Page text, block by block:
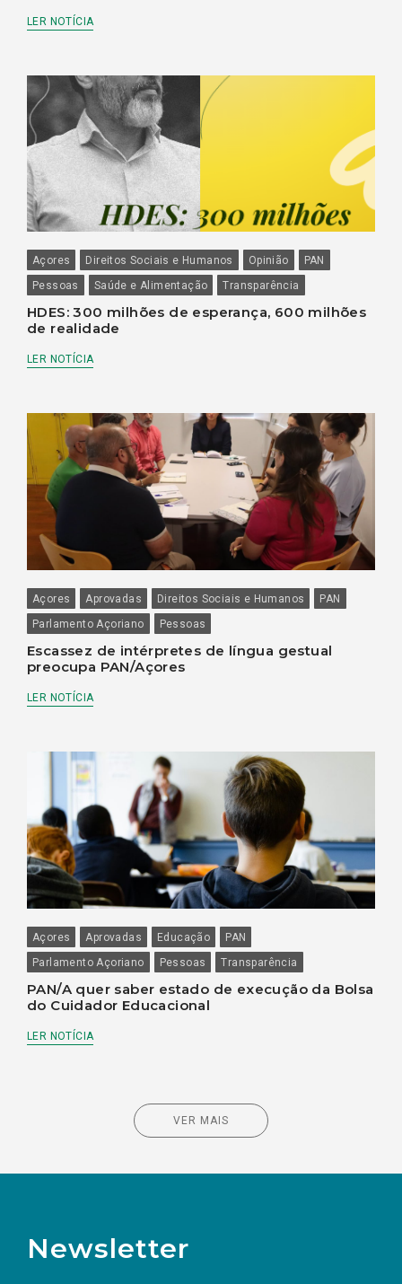
LER NOTÍCIA
Açores Direitos Sociais e Humanos Opinião
PAN
Pessoas
Saúde e Alimentação Transparência
HDES: 300 milhões de esperança, 600 milhões
de realidade
LER NOTÍCIA
Açores Aprovadas Direitos Sociais e Humanos
PAN
Parlamento Açoriano
Pessoas
Escassez de intérpretes de língua gestual
preocupa PAN/Açores
LER NOTÍCIA
Açores Aprovadas Educação
PAN
Parlamento Açoriano
Pessoas Transparência
PAN/A quer saber estado de execução da Bolsa
do Cuidador Educacional
LER NOTÍCIA
VER MAIS
Newsletter